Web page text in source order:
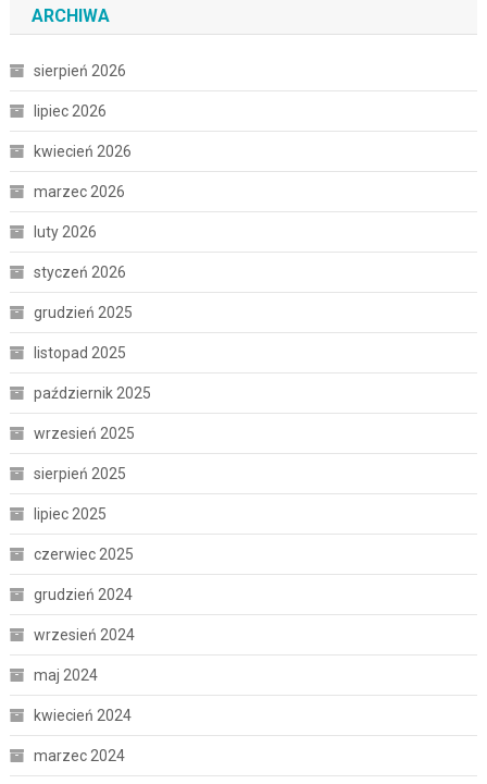
ARCHIWA
sierpień 2026
lipiec 2026
kwiecień 2026
marzec 2026
luty 2026
styczeń 2026
grudzień 2025
listopad 2025
październik 2025
wrzesień 2025
sierpień 2025
lipiec 2025
czerwiec 2025
grudzień 2024
wrzesień 2024
maj 2024
kwiecień 2024
marzec 2024